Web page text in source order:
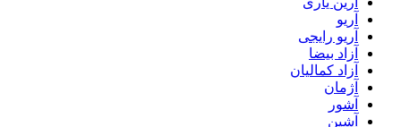
آریو
آریو رایجی
آزاد بیضا
آزاد کمالیان
آژمان
آشور
آشین